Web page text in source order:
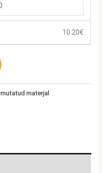
10.20€
materjal